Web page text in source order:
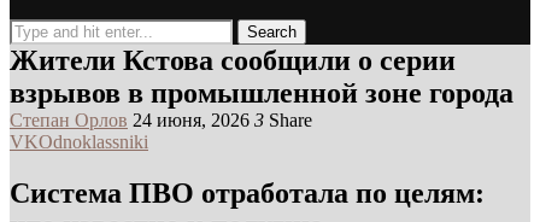
Search
Жители Кстова сообщили о серии
взрывов в промышленной зоне города
Степан Орлов 24 июня, 2026 3 Share
VKOdnoklassniki
Система ПВО отработала по целям: